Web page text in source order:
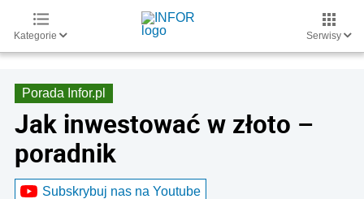
Kategorie Serwisy
Porada Infor.pl
Jak inwestować w złoto –
poradnik
Subskrybuj nas na Youtube